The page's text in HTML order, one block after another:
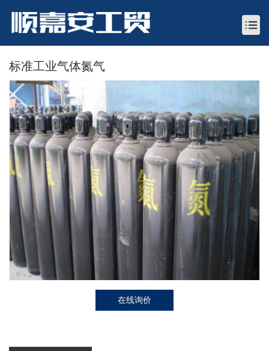
标准工业气体氮气
在线询价